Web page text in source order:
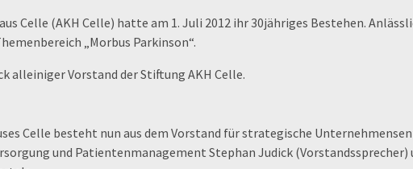
Celle (AKH Celle) hatte am 1. Juli 2012 ihr 30jähriges Bestehen.
„Morbus Parkinson“.
alleiniger Vorstand der Stiftung AKH Celle.
Celle besteht nun aus dem Vorstand für strategische
und Patientenmanagement Stephan Judick (Vorstandssprecher)